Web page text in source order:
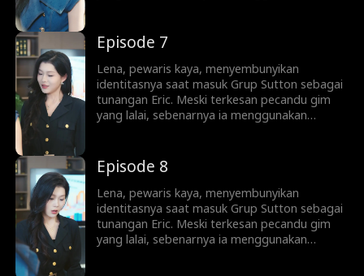
sadar. Ia malah memercayai Sophie,
asistennya yang licik, dan mengabaikan
perhatian Lena...
Episode 7
Lena, pewaris kaya, menyembunyikan
identitasnya saat masuk Grup Sutton sebagai
tunangan Eric. Meski terkesan pecandu gim
yang lalai, sebenarnya ia menggunakan
sadar. Ia malah memercayai Sophie,
asistennya yang licik, dan mengabaikan
perhatian Lena...
Episode 8
Lena, pewaris kaya, menyembunyikan
identitasnya saat masuk Grup Sutton sebagai
tunangan Eric. Meski terkesan pecandu gim
yang lalai, sebenarnya ia menggunakan